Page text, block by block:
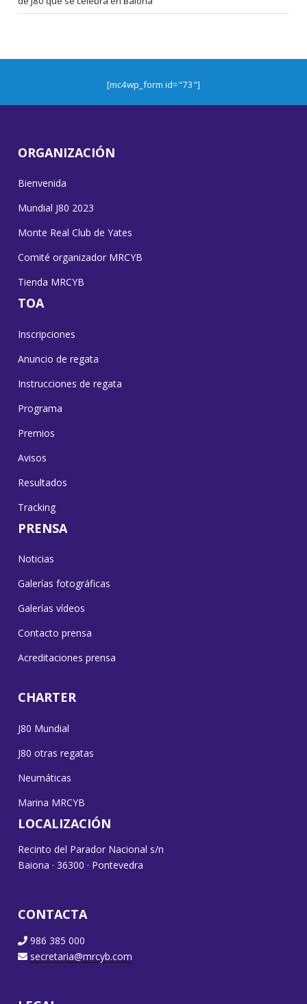
[mc4wp_form id="73"]
ORGANIZACIÓN
Bienvenida
Mundial J80 2023
Monte Real Club de Yates
Comité organizador MRCYB
Tienda MRCYB
TOA
Inscripciones
Anuncio de regata
Instrucciones de regata
Programa
Premios
Avisos
Resultados
Tracking
PRENSA
Noticias
Galerías fotográficas
Galerías vídeos
Contacto prensa
Acreditaciones prensa
CHARTER
J80 Mundial
J80 otras regatas
Neumáticas
Marina MRCYB
LOCALIZACIÓN
Recinto del Parador Nacional s/n
Baiona · 36300 · Pontevedra
CONTACTA
986 385 000
secretaria@mrcyb.com